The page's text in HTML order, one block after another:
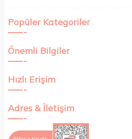
Popüler Kategoriler
Önemli Bilgiler
Hızlı Erişim
Adres & İletişim